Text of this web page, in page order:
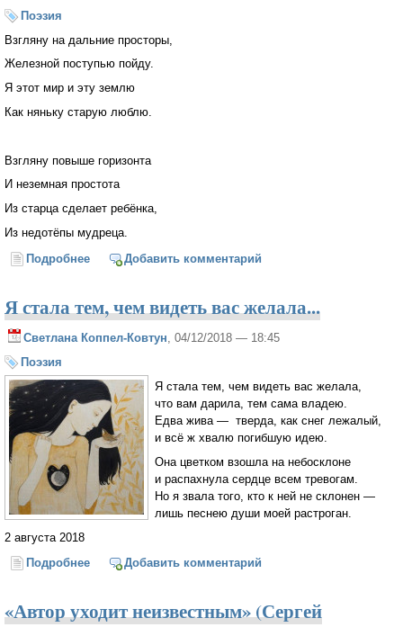
Поэзия
Взгляну на дальние просторы,
Железной поступью пойду.
Я этот мир и эту землю
Как няньку старую люблю.
Взгляну повыше горизонта
И неземная простота
Из старца сделает ребёнка,
Из недотёпы мудреца.
Подробнее о Взгляну на дальние просторы
Добавить комментарий
Я стала тем, чем видеть вас желала...
Светлана Коппел-Ковтун, 04/12/2018 — 18:45
Поэзия
Я стала тем, чем видеть вас желала,
что вам дарила, тем сама владею.
Едва жива — тверда, как снег лежалый,
и всё ж хвалю погибшую идею.
Она цветком взошла на небосклоне
и распахнула сердце всем тревогам.
Но я звала того, кто к ней не склонен —
лишь песнею души моей растроган.
2 августа 2018
Подробнее о Я стала тем, чем видеть вас желала...
Добавить комментарий
«Автор уходит неизвестным» (Сергей